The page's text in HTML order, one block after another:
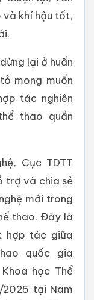
và khí hậu tốt,
lại ở huấn
mong muốn
tác nghiên
thao quần
Cục TDTT
trợ và chia sẻ
mới trong
thao. Đây là
hợp tác giữa
quốc gia
học Thể
2025 tại Nam